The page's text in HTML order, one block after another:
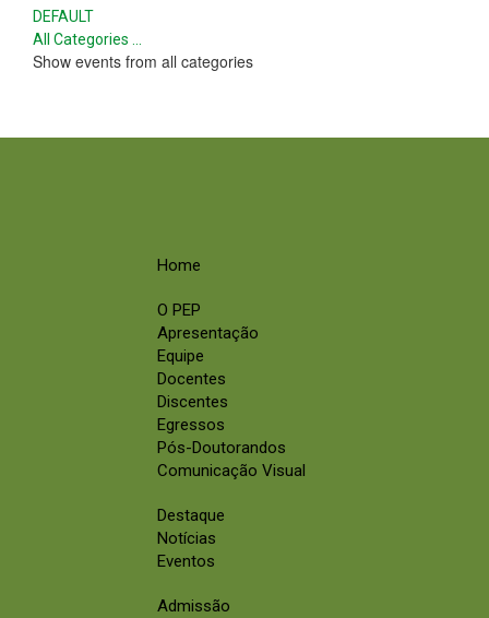
DEFAULT
All Categories ...
Show events from all categories
Home
O PEP
Apresentação
Equipe
Docentes
Discentes
Egressos
Pós-Doutorandos
Comunicação Visual
Destaque
Notícias
Eventos
Admissão